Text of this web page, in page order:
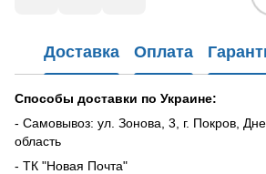
Доставка Оплата
Способы доставки по Украине:
- Самовывоз: ул. Зонова, 3, г. Покров,
область
- ТК "Новая Почта"